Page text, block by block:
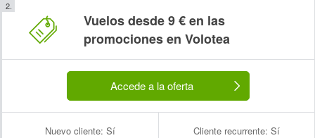
Vuelos desde 9 € en las
promociones en Volotea
Accede a la oferta
Nuevo cliente: Sí Cliente recurrente: Sí